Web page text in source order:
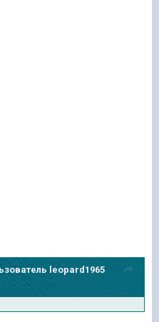
leopard1965